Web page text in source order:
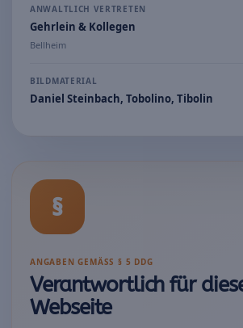
ANWALTLICH VERTRETEN
Gehrlein & Kollegen
Bellheim
BILDMATERIAL
Daniel Steinbach, Tobolino, Tibolin
§
ANGABEN GEMÄSS § 5 DDG
Verantwortlich für
Webseite